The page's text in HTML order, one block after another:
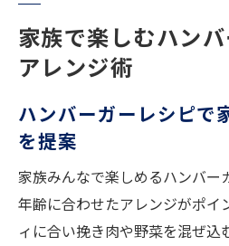
家族で楽しむハン
アレンジ術
ハンバーガーレシピで
を提案
家族みんなで楽しめるハンバー
年齢に合わせたアレンジがポイ
ィに合い挽き肉や野菜を混ぜ込